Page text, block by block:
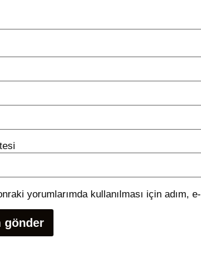
yorumlarımda kullanılması için adım,